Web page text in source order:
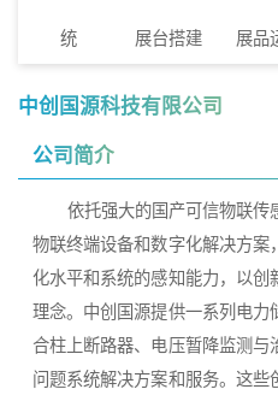
统 展台搭建 展品
中创国源科技有限公司
公司简介
依托强大的国产可信物联传
物联终端设备和数字化解决方
化水平和系统的感知能力，以创
理念。中创国源提供一系列电
合柱上断路器、电压暂降监测
问题系统解决方案和服务。这